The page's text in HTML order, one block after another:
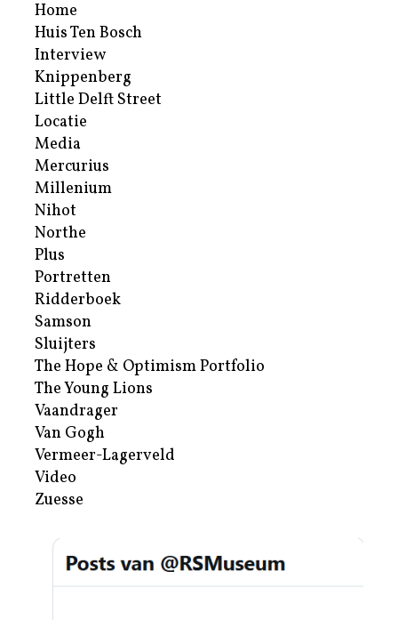
Home
Huis Ten Bosch
Interview
Knippenberg
Little Delft Street
Locatie
Media
Mercurius
Millenium
Nihot
Northe
Plus
Portretten
Ridderboek
Samson
Sluijters
The Hope & Optimism Portfolio
The Young Lions
Vaandrager
Van Gogh
Vermeer-Lagerveld
Video
Zuesse